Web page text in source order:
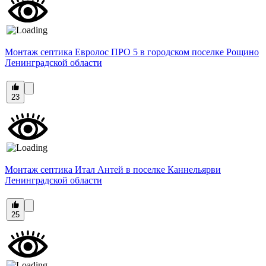
Монтаж септика Евролос ПРО 5 в городском поселке Рощино
Ленинградской области
23
Монтаж септика Итал Антей в поселке Каннельярви
Ленинградской области
25